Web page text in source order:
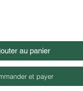
au panier
et payer